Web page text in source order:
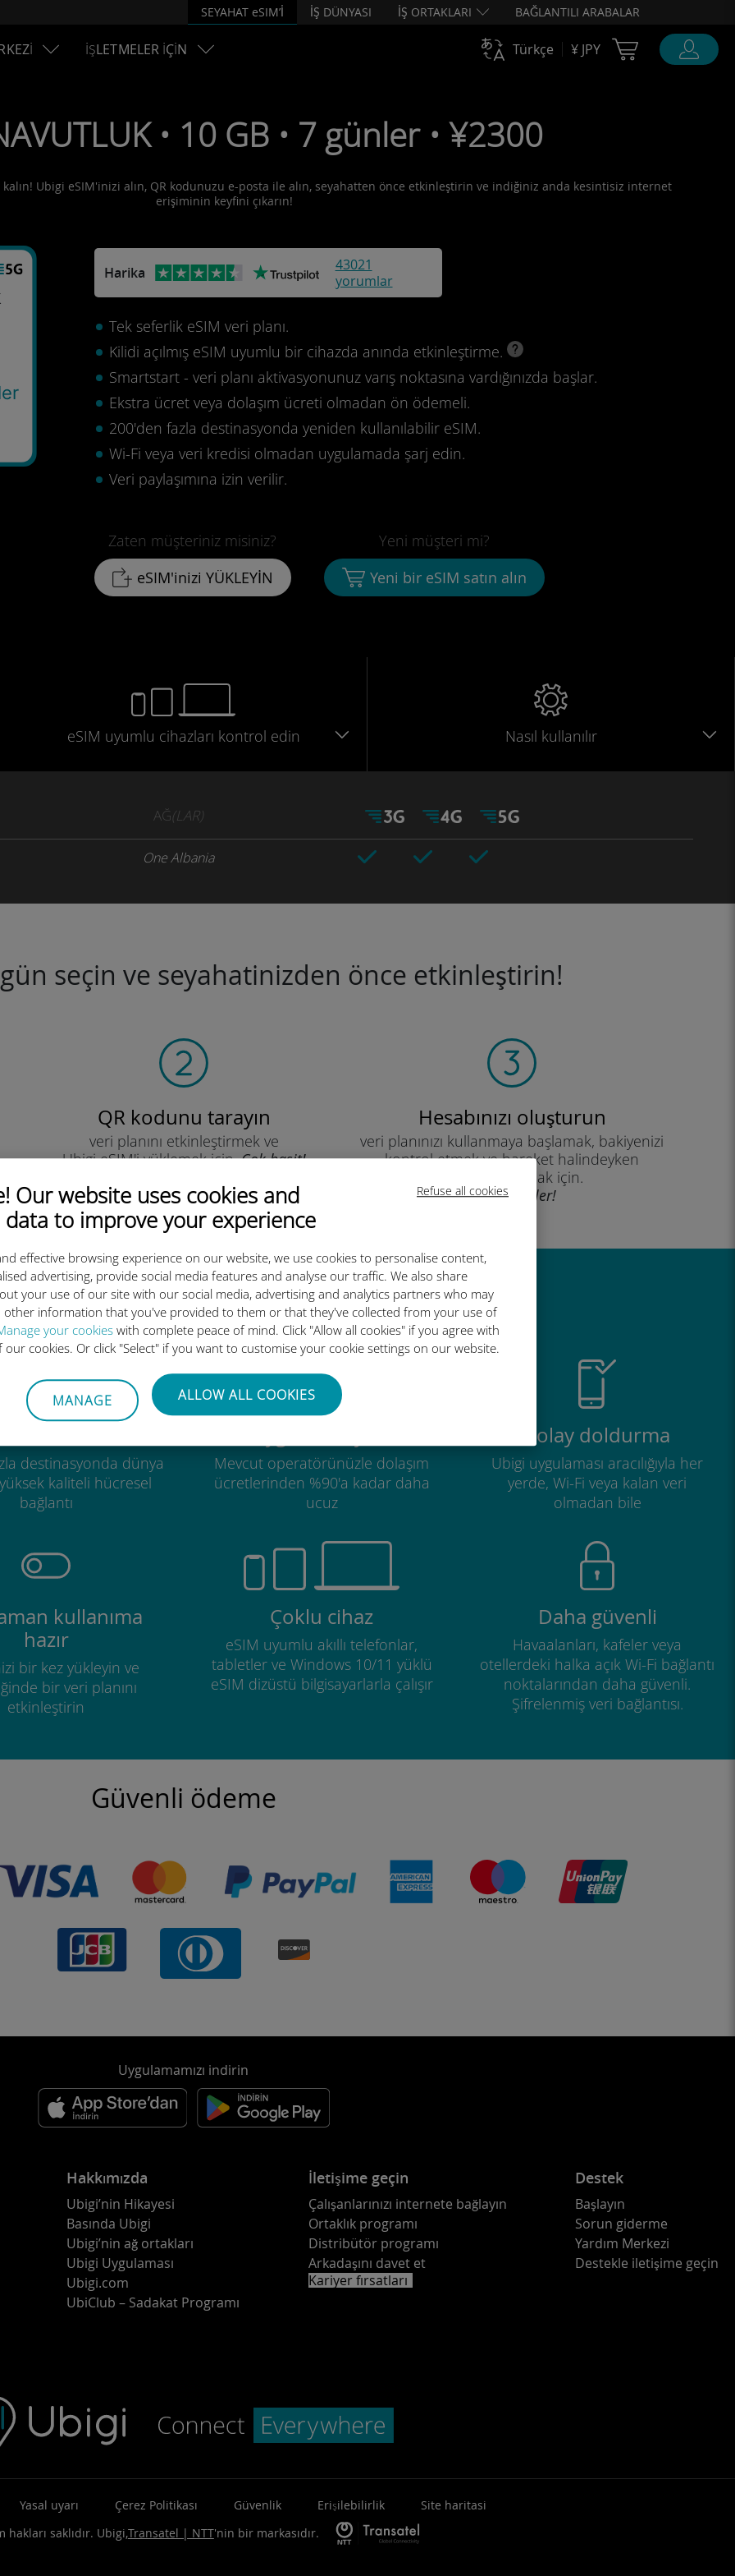
Refuse all cookies
Our website uses cookies and
data to improve your experience
effective browsing experience on our website, we use cookies to personalise content,
advertising, provide social media features and analyse our traffic. We also share
your use of our site with our social media, advertising and analytics partners who may
other information that you've provided to them or that they've collected from your use of
your cookies with complete peace of mind. Click "Allow all cookies" if you agree with
cookies. Or click "Select" if you want to customise your cookie settings on our website.
MANAGE ALLOW ALL COOKIES
SEYAHAT eSIM’İ İŞ DÜNYASI İŞ ORTAKLARI BAĞLANTILI ARABALAR
İŞLETMELER İÇİN Türkçe ¥ JPY Cart Ubigi
• 10 GB • 7 günler • ¥2300
Ubigi eSIM'inizi alın, QR kodunuzu e-posta ile alın, seyahatten önce etkinleştirin ve indiğiniz anda kesintisiz internet
erişiminin keyfini çıkarın!
Harika
43021
yorumlar
Tek seferlik eSIM veri planı.
Kilidi açılmış eSIM uyumlu bir cihazda anında etkinleştirme.
Smartstart - veri planı aktivasyonunuz varış noktasına vardığınızda başlar.
Ekstra ücret veya dolaşım ücreti olmadan ön ödemeli.
200'den fazla destinasyonda yeniden kullanılabilir eSIM.
Wi-Fi veya veri kredisi olmadan uygulamada şarj edin.
Veri paylaşımına izin verilir.
Zaten müşteriniz misiniz?
eSIM'inizi YÜKLEYİN
Yeni müşteri mi?
Yeni bir eSIM satın alın
eSIM uyumlu cihazları kontrol edin Nasıl kullanılır
AĞ(LAR)
One Albania
seçin ve seyahatinizden önce etkinleştirin!
QR kodunu tarayın
veri planını etkinleştirmek ve
Ubigi eSIM'i yüklemek için.Çok basit!
Hesabınızı oluşturun
veri planınızı kullanmaya başlamak, bakiyenizi
kontrol etmek ve hareket halindeyken
yükleme yapmak için.
İyi eğlenceler!
eSIM neden bu kadar harika
destinasyonda dünya
kaliteli hücresel
bağlantı
Mevcut operatörünüzle dolaşım
ücretlerinden %90'a kadar daha
ucuz
Kolay doldurma
Ubigi uygulaması aracılığıyla her
yerde, Wi-Fi veya kalan veri
olmadan bile
kullanıma
hazır
bir kez yükleyin ve
bir veri planını
etkinleştirin
Çoklu cihaz
eSIM uyumlu akıllı telefonlar,
tabletler ve Windows 10/11 yüklü
eSIM dizüstü bilgisayarlarla çalışır
Daha güvenli
Havaalanları, kafeler veya
otellerdeki halka açık Wi-Fi bağlantı
noktalarından daha güvenli.
Şifrelenmiş veri bağlantısı.
Güvenli ödeme
Uygulamamızı indirin
Hakkımızda
Ubigi’nin Hikayesi
Basında Ubigi
Ubigi’nin ağ ortakları
Ubigi Uygulaması
Ubigi.com
UbiClub – Sadakat Programı
İletişime geçin
Çalışanlarınızı internete bağlayın
Ortaklık programı
Distribütör programı
Arkadaşını davet et
Kariyer fırsatları
Destek
Başlayın
Sorun giderme
Yardım Merkezi
Destekle iletişime geçin
Yasal uyarı Çerez Politikası Güvenlik Erişilebilirlik
Site haritasi
saklıdır. Ubigi,Transatel | NTT'nin bir markasıdır.